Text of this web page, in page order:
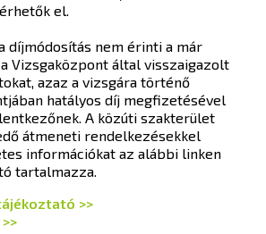
el.
díjmódosítás nem érinti a már
Vizsgaközpont által visszaigazolt
azaz a vizsgára történő
hatályos díj megfizetésével
A közúti szakterület
átmeneti rendelkezésekkel
információkat az alábbi linken
tartalmazza.
>>